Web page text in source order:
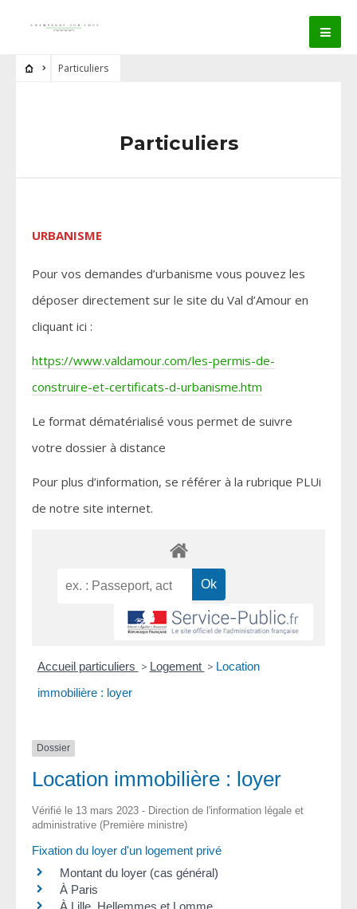
Particuliers
Particuliers
URBANISME
Pour vos demandes d’urbanisme vous pouvez les
déposer directement sur le site du Val d’Amour en
cliquant ici :
https://www.valdamour.com/les-permis-de-
construire-et-certificats-d-urbanisme.htm
Le format dématérialisé vous permet de suivre
votre dossier à distance
Pour plus d’information, se référer à la rubrique PLUi
de notre site internet.
Accueil particuliers > Logement > Location
immobilière : loyer
Dossier
Location immobilière : loyer
Vérifié le 13 mars 2023 - Direction de l'information légale et
administrative (Première ministre)
Fixation du loyer d'un logement privé
Montant du loyer (cas général)
À Paris
À Lille, Hellemmes et Lomme